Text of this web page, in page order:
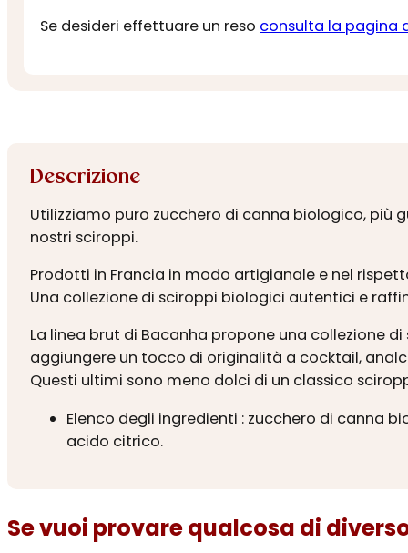
Se desideri effettuare un reso consulta la pagina
Descrizione
Utilizziamo puro zucchero di canna biologico,
nostri sciroppi.
Prodotti in Francia in modo artigianale e nel
Una collezione di sciroppi biologici autentici e
La linea brut di Bacanha propone una collezione
aggiungere un tocco di originalità a cocktail,
Questi ultimi sono meno dolci di un classico
Elenco degli ingredienti : zucchero di canna
acido citrico.
Se vuoi provare qualcosa di